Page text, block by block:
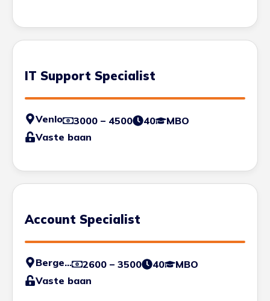
IT Support Specialist
Venlo 3000 – 4500 40
MBO
Vaste baan
Account Specialist
Bergen op Zoom 2600 – 3500 40
MBO
Vaste baan